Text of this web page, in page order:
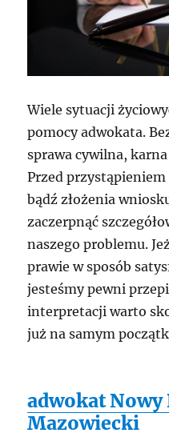
Wiele sytuacji
pomocy adwokata.
sprawa cywilna,
Przed
bądź złożenia
zaczerpnąć
naszego problemu.
prawie w sposób
jesteśmy pewni
interpretacji warto
już na samym
adwokat Nowy
Mazowiecki